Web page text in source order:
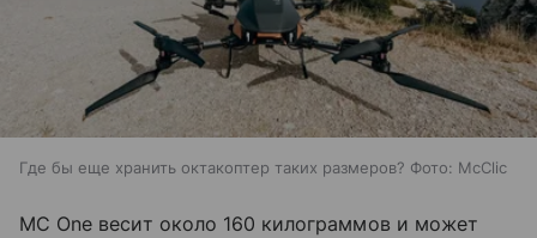
Где бы еще хранить октакоптер таких размеров? Фото: McClic
MC One весит около 160 килограммов и может